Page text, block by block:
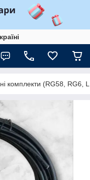
комплекти (RG58, RG6,